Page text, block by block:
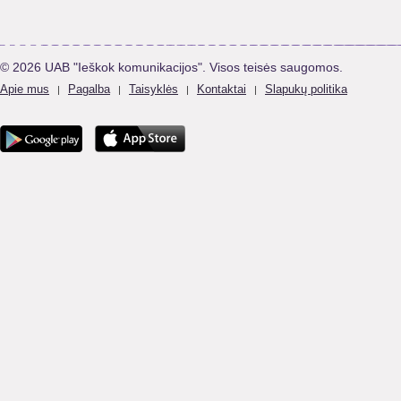
© 2026 UAB "Ieškok komunikacijos". Visos teisės saugomos.
Apie mus | Pagalba | Taisyklės | Kontaktai | Slapukų politika